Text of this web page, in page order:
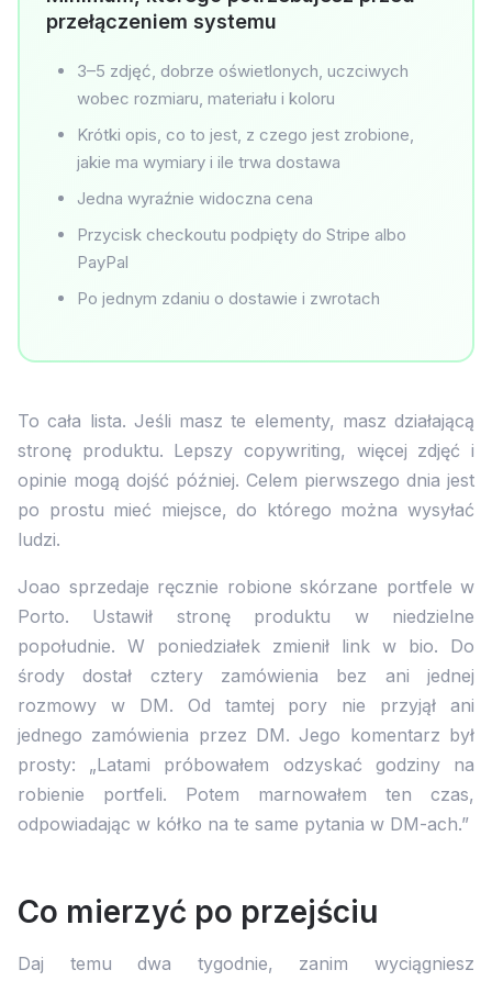
przełączeniem systemu
3–5 zdjęć, dobrze oświetlonych, uczciwych
wobec rozmiaru, materiału i koloru
Krótki opis, co to jest, z czego jest zrobione,
jakie ma wymiary i ile trwa dostawa
Jedna wyraźnie widoczna cena
Przycisk checkoutu podpięty do Stripe albo
PayPal
Po jednym zdaniu o dostawie i zwrotach
To cała lista. Jeśli masz te elementy, masz działającą
stronę produktu. Lepszy copywriting, więcej zdjęć i
opinie mogą dojść później. Celem pierwszego dnia jest
po prostu mieć miejsce, do którego można wysyłać
ludzi.
Joao sprzedaje ręcznie robione skórzane portfele w
Porto. Ustawił stronę produktu w niedzielne
popołudnie. W poniedziałek zmienił link w bio. Do
środy dostał cztery zamówienia bez ani jednej
rozmowy w DM. Od tamtej pory nie przyjął ani
jednego zamówienia przez DM. Jego komentarz był
prosty: „Latami próbowałem odzyskać godziny na
robienie portfeli. Potem marnowałem ten czas,
odpowiadając w kółko na te same pytania w DM-ach.”
Co mierzyć po przejściu
Daj temu dwa tygodnie, zanim wyciągniesz